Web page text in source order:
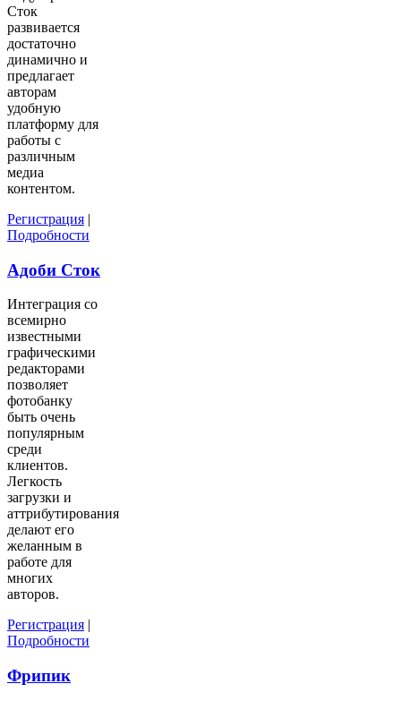
Сток
развивается
достаточно
динамично и
предлагает
авторам
удобную
платформу для
работы с
различным
медиа
контентом.
Регистрация |
Подробности
Адоби Сток
Интеграция со
всемирно
известными
графическими
редакторами
позволяет
фотобанку
быть очень
популярным
среди
клиентов.
Легкость
загрузки и
аттрибутирования
делают его
желанным в
работе для
многих
авторов.
Регистрация |
Подробности
Фрипик